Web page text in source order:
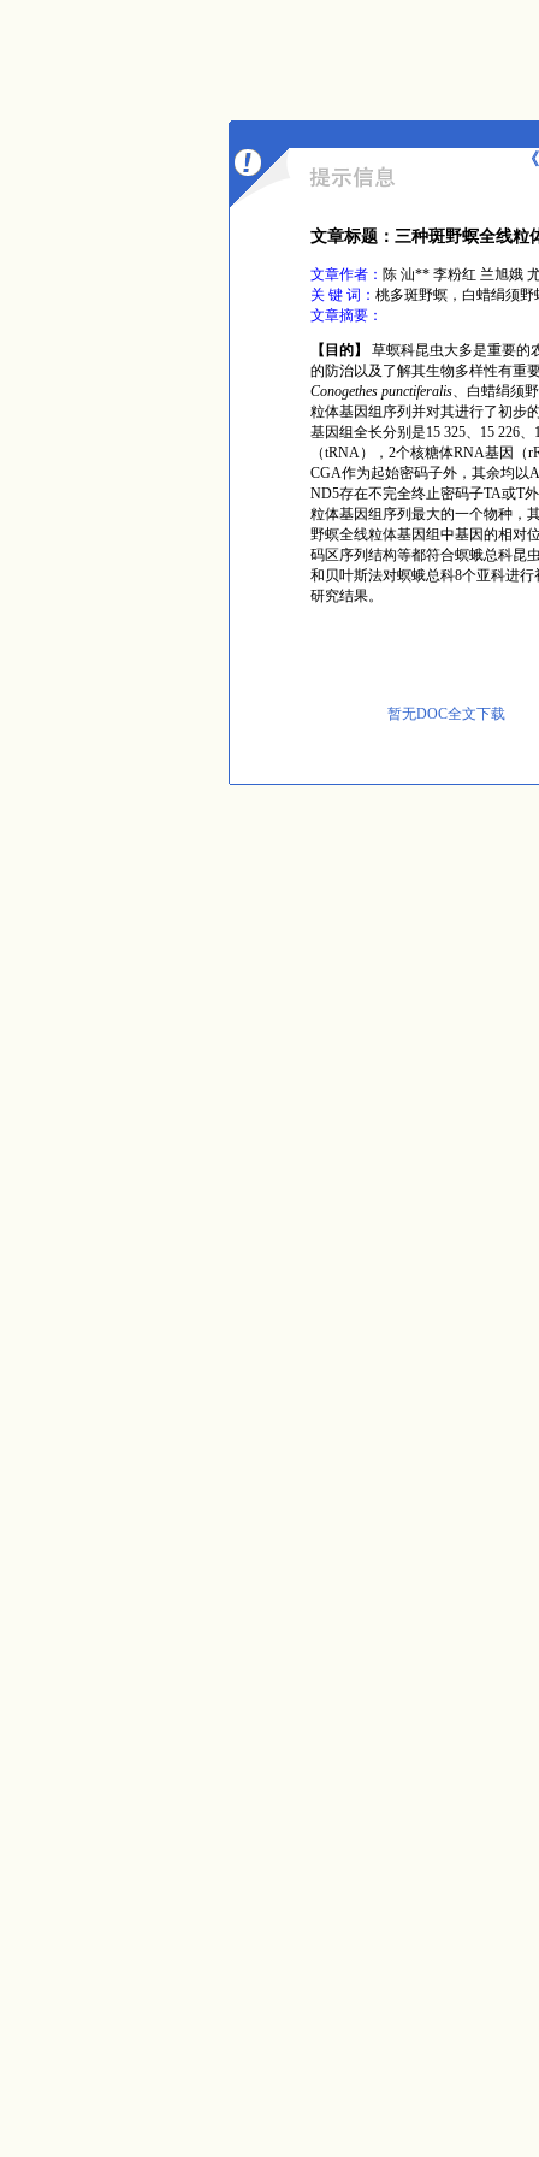
文章标题：三种斑野螟全线粒
文章作者： 陈 汕** 李粉红 兰旭娥
关 键 词： 桃多斑野螟，白蜡绢须
文章摘要：
【目的】
草螟科昆虫大多是重要的
的防治以及 了解其生物多样性有重
Conogethes punctiferalis、白蜡绢须
粒体基因组序列并对其进行了初步
基因组全长分别是15 325、15 226、
（tRNA） ，2个核糖体RNA基因 （
CGA作为起始密码子外，其余均以
ND5存在不完全终止密码子TA或T外
粒体基因组序列最大的一个物种，
野螟全线粒体基因组中基因的相对
码区序列结构等都符合螟蛾总科昆
和 贝叶斯法对螟蛾总科8个亚科进行
研究结果。
暂无DOC全文下载